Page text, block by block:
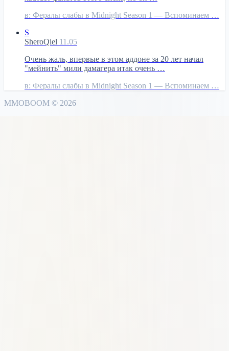
в: Фералы слабы в Midnight Season 1 — Вспоминаем …
S
SheroQiel 11.05
Очень жаль, впервые в этом аддоне за 20 лет начал
"мейнить" мили дамагера итак очень …
в: Фералы слабы в Midnight Season 1 — Вспоминаем …
MMOBOOM © 2026